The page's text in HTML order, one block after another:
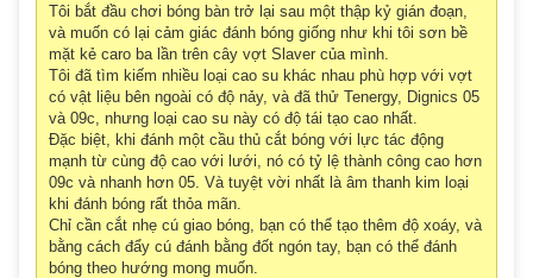
Tôi bắt đầu chơi bóng bàn trở lại sau một thập kỷ gián đoạn,
và muốn có lại cảm giác đánh bóng giống như khi tôi sơn bề
mặt kẻ caro ba lần trên cây vợt Slaver của mình.
Tôi đã tìm kiếm nhiều loại cao su khác nhau phù hợp với vợt
có vật liệu bên ngoài có độ nảy, và đã thử Tenergy, Dignics 05
và 09c, nhưng loại cao su này có độ tái tạo cao nhất.
Đặc biệt, khi đánh một cầu thủ cắt bóng với lực tác động
mạnh từ cùng độ cao với lưới, nó có tỷ lệ thành công cao hơn
09c và nhanh hơn 05. Và tuyệt vời nhất là âm thanh kim loại
khi đánh bóng rất thỏa mãn.
Chỉ cần cắt nhẹ cú giao bóng, bạn có thể tạo thêm độ xoáy, và
bằng cách đẩy cú đánh bằng đốt ngón tay, bạn có thể đánh
bóng theo hướng mong muốn.